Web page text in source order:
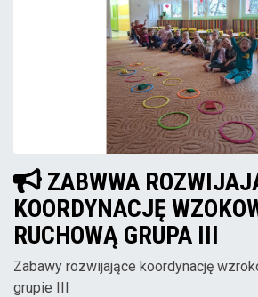
ZABWWA
KOORDYNACJĘ
RUCHOWĄ GRUPA III
Zabawy rozwijające koordynację
grupie III